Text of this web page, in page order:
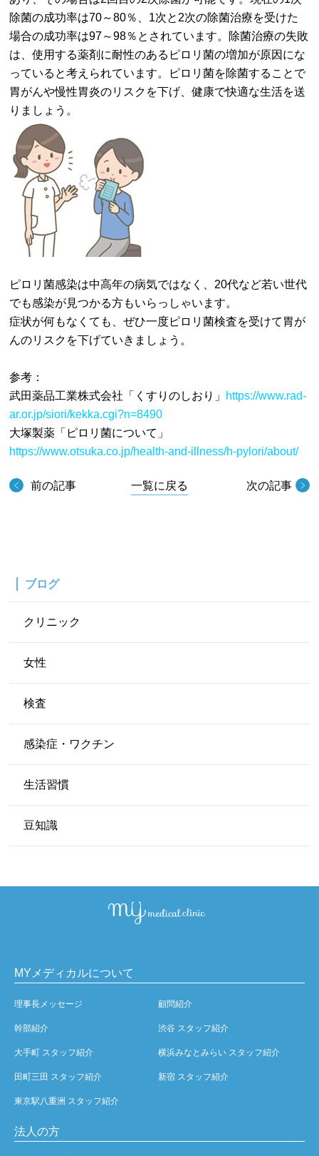
除菌の成功率は70～80％、1次と2次の除菌治療を受けた
場合の成功率は97～98％とされています。除菌治療の失敗
は、使用する薬剤に耐性のあるピロリ菌の増加が原因にな
っていると考えられています。ピロリ菌を除菌することで
胃がんや慢性胃炎のリスクを下げ、健康で快適な生活を送
りましょう。
ピロリ菌感染は中高年の病気ではなく、20代など若い世代
でも感染が見つかる方もいらっしゃいます。
症状が何もなくても、ぜひ一度ピロリ菌検査を受けて胃が
んのリスクを下げていきましょう。
参考：
武田薬品工業株式会社「くすりのしおり」 https://www.rad-
ar.or.jp/siori/kekka.cgi?n=8490
大塚製薬「ピロリ菌について」
https://www.otsuka.co.jp/health-and-illness/h-pylori/about/
前の記事 一覧に戻る 次の記事
ブログ
クリニック
女性
検査
感染症・ワクチン
生活習慣
豆知識
MYメディカルについて
理事長メッセージ 顧問紹介
幹部紹介 渋谷 スタッフ紹介
大手町 スタッフ紹介 横浜みなとみらい スタッフ紹介
田町三田 スタッフ紹介 新宿 スタッフ紹介
東京駅八重洲 スタッフ紹介
法人の方